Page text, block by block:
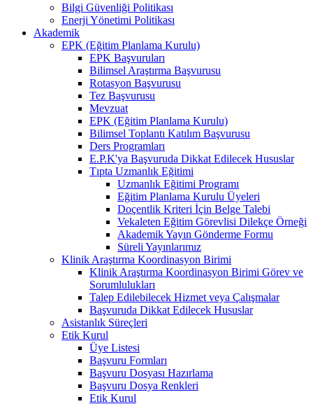
Bilgi Güvenliği Politikası
Enerji Yönetimi Politikası
Akademik
EPK (Eğitim Planlama Kurulu)
EPK Başvuruları
Bilimsel Araştırma Başvurusu
Rotasyon Başvurusu
Tez Başvurusu
Mevzuat
EPK (Eğitim Planlama Kurulu)
Bilimsel Toplantı Katılım Başvurusu
Ders Programları
E.P.K'ya Başvuruda Dikkat Edilecek Hususlar
Tıpta Uzmanlık Eğitimi
Uzmanlık Eğitimi Programı
Eğitim Planlama Kurulu Üyeleri
Doçentlik Kriteri İçin Belge Talebi
Vekaleten Eğitim Görevlisi Dilekçe Örneği
Akademik Yayın Gönderme Formu
Süreli Yayınlarımız
Klinik Araştırma Koordinasyon Birimi
Klinik Araştırma Koordinasyon Birimi Görev ve
Sorumlulukları
Talep Edilebilecek Hizmet veya Çalışmalar
Başvuruda Dikkat Edilecek Hususlar
Asistanlık Süreçleri
Etik Kurul
Üye Listesi
Başvuru Formları
Başvuru Dosyası Hazırlama
Başvuru Dosya Renkleri
Etik Kurul